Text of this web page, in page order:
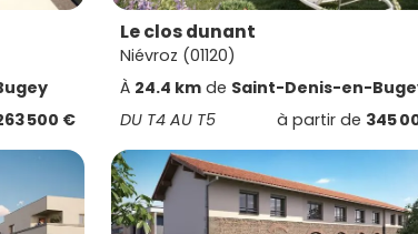
500 €
Le clos dunant
Niévroz (01120)
À 24.4 km de Saint-Denis-en-
DU T4 AU T5
à partir de 345